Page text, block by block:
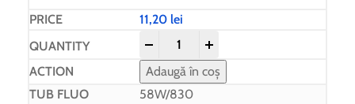
11,20 lei
Adaugă în coș
58W/830